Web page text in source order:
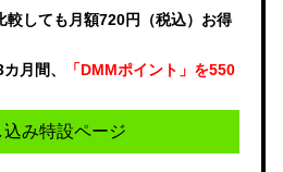
しても月額720円（税込）お得
月間、
「DMMポイント」を550
込み特設ページ